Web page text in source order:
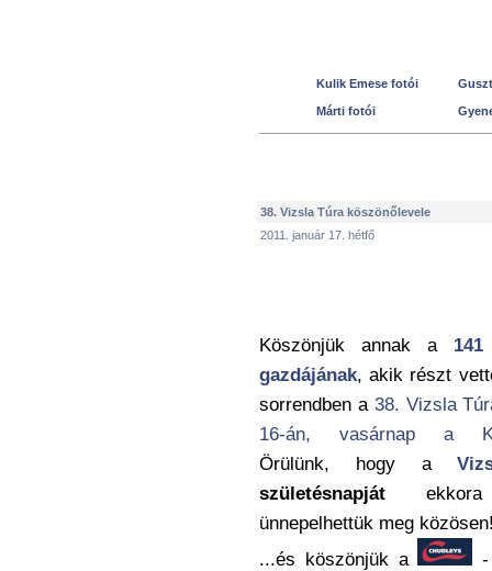
Kulik Emese fotói
Márti fotói
38. Vizsla Túra köszönőlevele
2011. január 17. hétfő
Köszönjük annak a
gazdájának, akik részt
sorrendben a 38. Vizsla
16-án, vasárnap a
Örülünk, hogy a
születésnapját ekkora
ünnepelhettük meg
...és köszönjük a